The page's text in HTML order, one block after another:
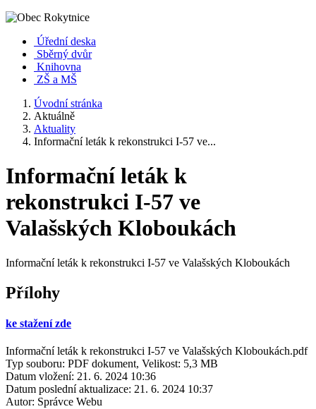
Úřední deska
Sběrný dvůr
Knihovna
ZŠ a MŠ
Úvodní stránka
Aktuálně
Aktuality
Informační leták k rekonstrukci I-57 ve...
Informační leták k
rekonstrukci I-57 ve
Valašských Kloboukách
Informační leták k rekonstrukci I-57 ve Valašských Kloboukách
Přílohy
ke stažení zde
Informační leták k rekonstrukci I-57 ve Valašských Kloboukách.pdf
Typ souboru: PDF dokument, Velikost: 5,3 MB
Datum vložení: 21. 6. 2024 10:36
Datum poslední aktualizace: 21. 6. 2024 10:37
Autor: Správce Webu